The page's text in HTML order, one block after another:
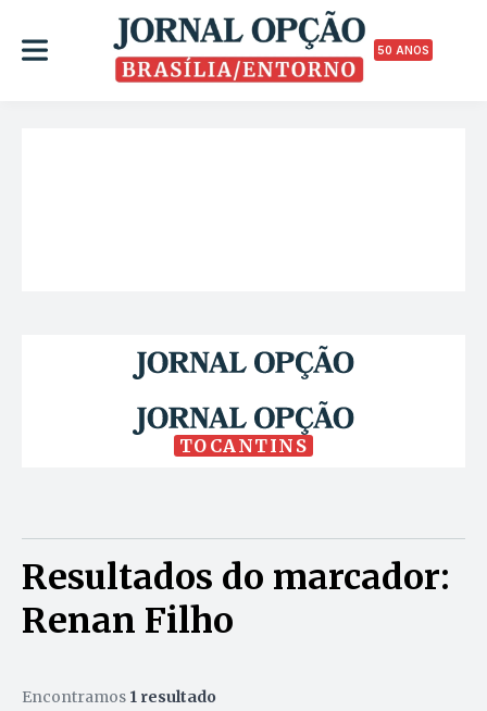
50 ANOS
TOCANTINS
Resultados do marcador:
Renan Filho
Encontramos 1 resultado